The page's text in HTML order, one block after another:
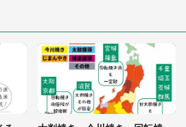
する」「本当に気持ち悪い」 道端でバ
た〝野生の野菜〟に6.5万人戦慄
の私は新幹線で大パニック。隣席の青